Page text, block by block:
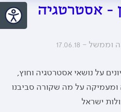
- אסטרטגיה
וממשל - 17.06.18
על נושאי אסטרטגיה וחוץ,
על מה שקורה סביבנו
ישראל